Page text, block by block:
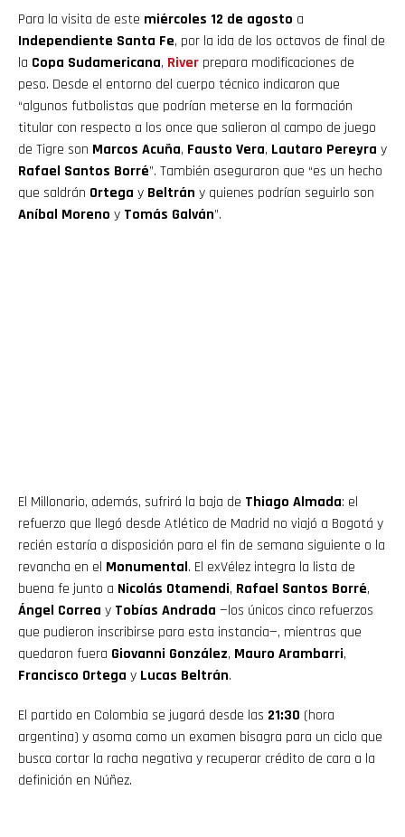
Para la visita de este miércoles 12 de agosto a
Independiente Santa Fe, por la ida de los octavos de final de
la Copa Sudamericana, River prepara modificaciones de
peso. Desde el entorno del cuerpo técnico indicaron que
“algunos futbolistas que podrían meterse en la formación
titular con respecto a los once que salieron al campo de juego
de Tigre son Marcos Acuña, Fausto Vera, Lautaro Pereyra y
Rafael Santos Borré”. También aseguraron que “es un hecho
que saldrán Ortega y Beltrán y quienes podrían seguirlo son
Aníbal Moreno y Tomás Galván”.
El Millonario, además, sufrirá la baja de Thiago Almada: el
refuerzo que llegó desde Atlético de Madrid no viajó a Bogotá y
recién estaría a disposición para el fin de semana siguiente o la
revancha en el Monumental. El exVélez integra la lista de
buena fe junto a Nicolás Otamendi, Rafael Santos Borré,
Ángel Correa y Tobías Andrada —los únicos cinco refuerzos
que pudieron inscribirse para esta instancia—, mientras que
quedaron fuera Giovanni González, Mauro Arambarri,
Francisco Ortega y Lucas Beltrán.
El partido en Colombia se jugará desde las 21:30 (hora
argentina) y asoma como un examen bisagra para un ciclo que
busca cortar la racha negativa y recuperar crédito de cara a la
definición en Núñez.